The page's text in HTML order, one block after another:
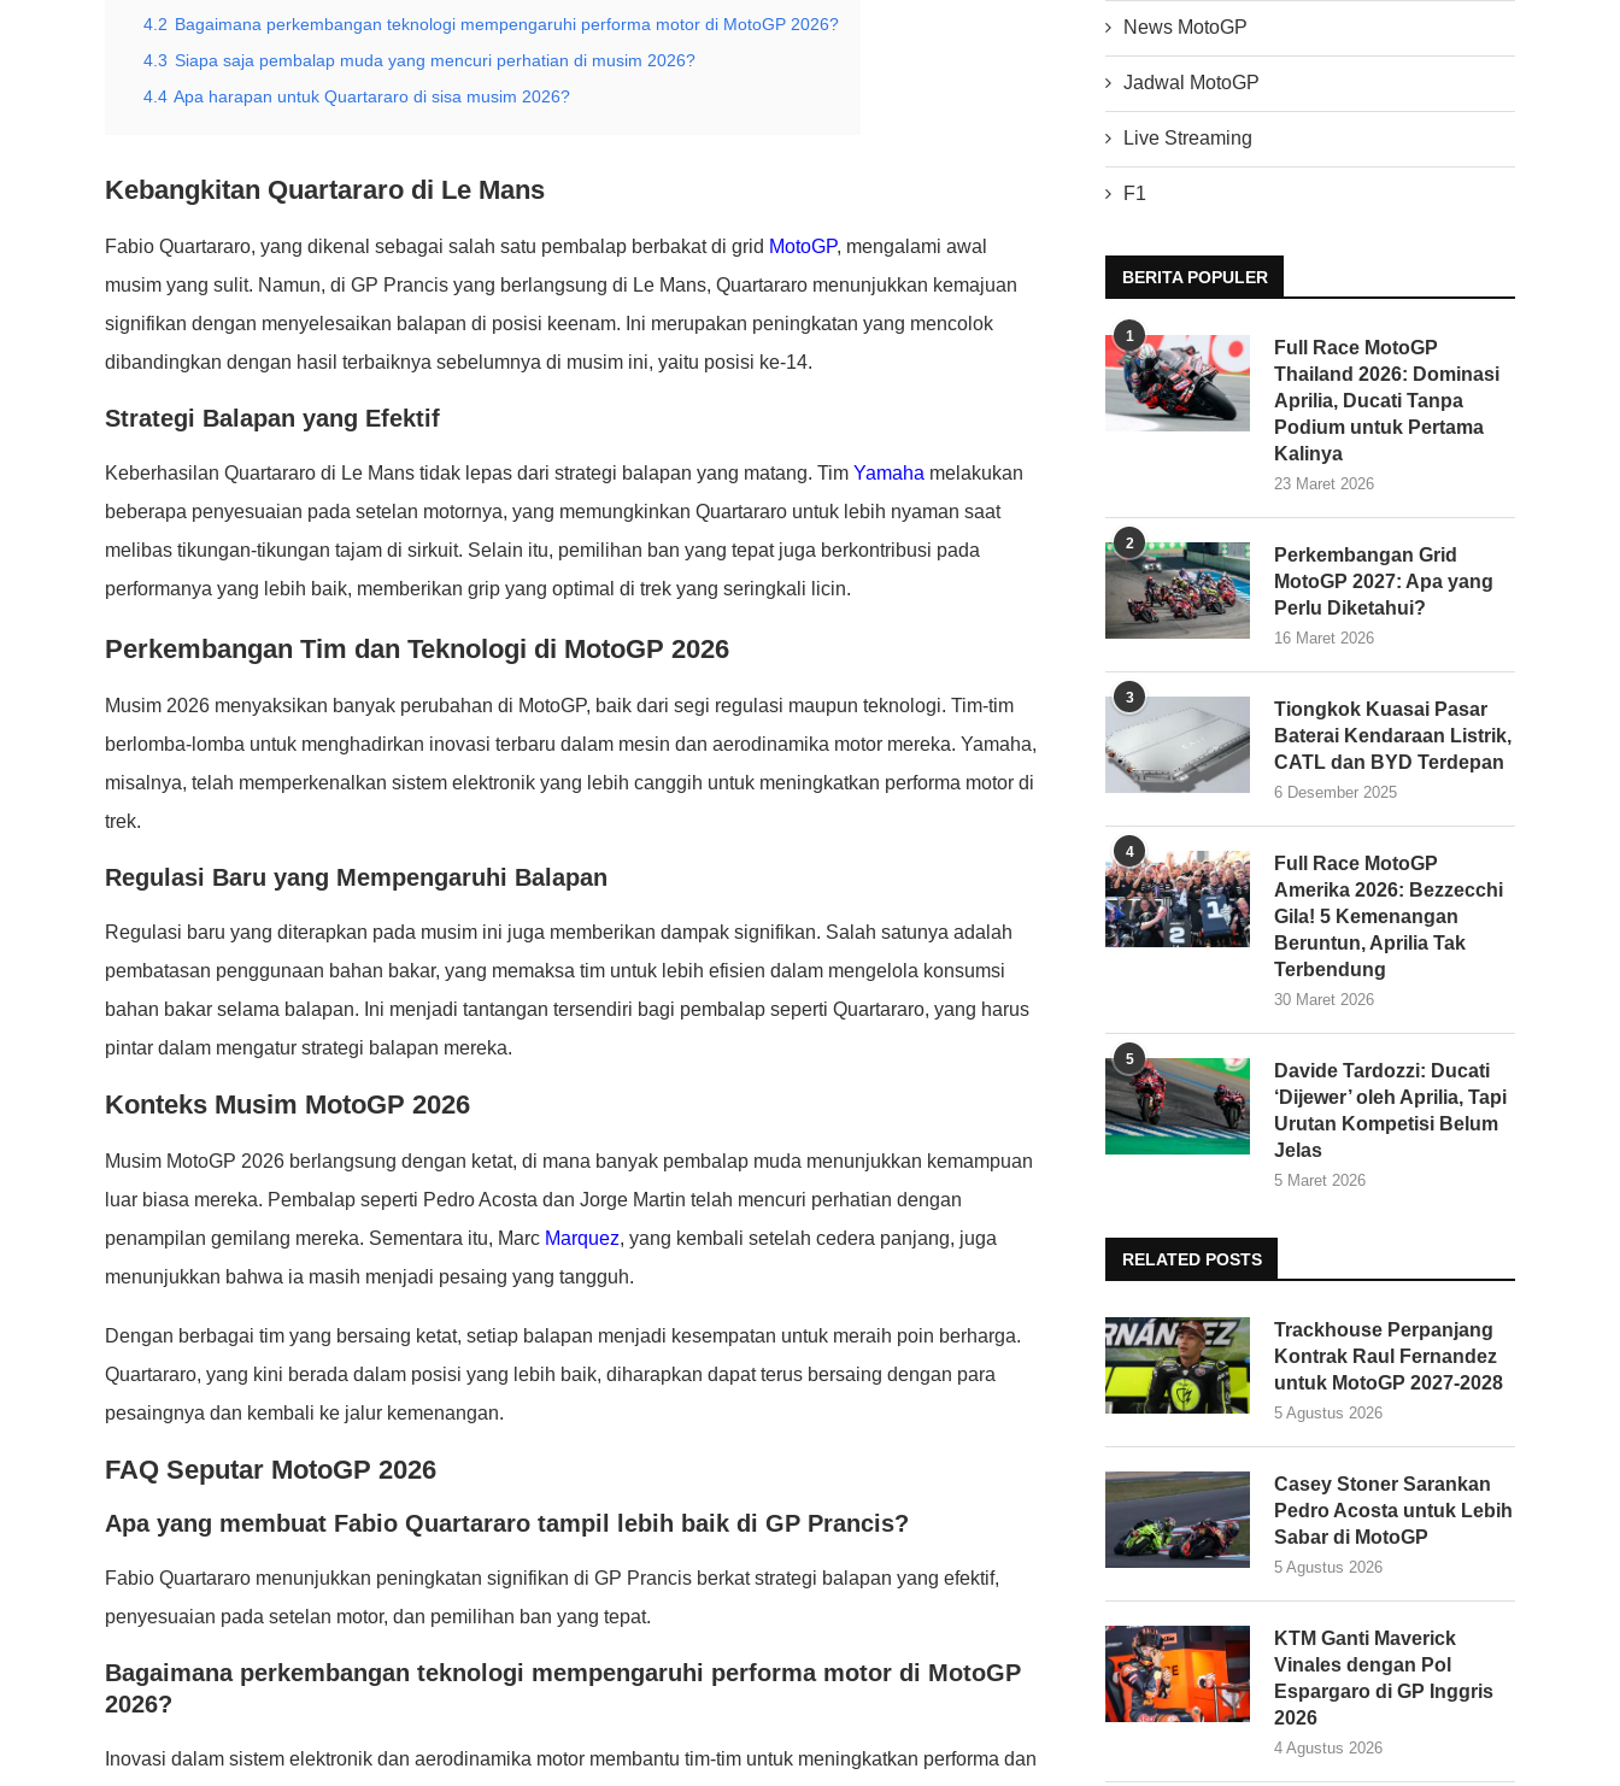
4.2 Bagaimana perkembangan teknologi mempengaruhi performa motor di MotoGP 2026?
4.3 Siapa saja pembalap muda yang mencuri perhatian di musim 2026?
4.4 Apa harapan untuk Quartararo di sisa musim 2026?
Kebangkitan Quartararo di Le Mans
Fabio Quartararo, yang dikenal sebagai salah satu pembalap berbakat di grid MotoGP, mengalami awal
musim yang sulit. Namun, di GP Prancis yang berlangsung di Le Mans, Quartararo menunjukkan kemajuan
signifikan dengan menyelesaikan balapan di posisi keenam. Ini merupakan peningkatan yang mencolok
dibandingkan dengan hasil terbaiknya sebelumnya di musim ini, yaitu posisi ke-14.
Strategi Balapan yang Efektif
Keberhasilan Quartararo di Le Mans tidak lepas dari strategi balapan yang matang. Tim Yamaha melakukan
beberapa penyesuaian pada setelan motornya, yang memungkinkan Quartararo untuk lebih nyaman saat
melibas tikungan-tikungan tajam di sirkuit. Selain itu, pemilihan ban yang tepat juga berkontribusi pada
performanya yang lebih baik, memberikan grip yang optimal di trek yang seringkali licin.
Perkembangan Tim dan Teknologi di MotoGP 2026
Musim 2026 menyaksikan banyak perubahan di MotoGP, baik dari segi regulasi maupun teknologi. Tim-tim
berlomba-lomba untuk menghadirkan inovasi terbaru dalam mesin dan aerodinamika motor mereka. Yamaha,
misalnya, telah memperkenalkan sistem elektronik yang lebih canggih untuk meningkatkan performa motor di
trek.
Regulasi Baru yang Mempengaruhi Balapan
Regulasi baru yang diterapkan pada musim ini juga memberikan dampak signifikan. Salah satunya adalah
pembatasan penggunaan bahan bakar, yang memaksa tim untuk lebih efisien dalam mengelola konsumsi
bahan bakar selama balapan. Ini menjadi tantangan tersendiri bagi pembalap seperti Quartararo, yang harus
pintar dalam mengatur strategi balapan mereka.
Konteks Musim MotoGP 2026
Musim MotoGP 2026 berlangsung dengan ketat, di mana banyak pembalap muda menunjukkan kemampuan
luar biasa mereka. Pembalap seperti Pedro Acosta dan Jorge Martin telah mencuri perhatian dengan
penampilan gemilang mereka. Sementara itu, Marc Marquez, yang kembali setelah cedera panjang, juga
menunjukkan bahwa ia masih menjadi pesaing yang tangguh.
Dengan berbagai tim yang bersaing ketat, setiap balapan menjadi kesempatan untuk meraih poin berharga.
Quartararo, yang kini berada dalam posisi yang lebih baik, diharapkan dapat terus bersaing dengan para
pesaingnya dan kembali ke jalur kemenangan.
FAQ Seputar MotoGP 2026
Apa yang membuat Fabio Quartararo tampil lebih baik di GP Prancis?
Fabio Quartararo menunjukkan peningkatan signifikan di GP Prancis berkat strategi balapan yang efektif,
penyesuaian pada setelan motor, dan pemilihan ban yang tepat.
Bagaimana perkembangan teknologi mempengaruhi performa motor di MotoGP
2026?
Inovasi dalam sistem elektronik dan aerodinamika motor membantu tim-tim untuk meningkatkan performa dan
News MotoGP
Jadwal MotoGP
Live Streaming
F1
BERITA POPULER
1
Full Race MotoGP
Thailand 2026: Dominasi
Aprilia, Ducati Tanpa
Podium untuk Pertama
Kalinya
23 Maret 2026
2
Perkembangan Grid
MotoGP 2027: Apa yang
Perlu Diketahui?
16 Maret 2026
3
Tiongkok Kuasai Pasar
Baterai Kendaraan Listrik,
CATL dan BYD Terdepan
6 Desember 2025
4
Full Race MotoGP
Amerika 2026: Bezzecchi
Gila! 5 Kemenangan
Beruntun, Aprilia Tak
Terbendung
30 Maret 2026
5
Davide Tardozzi: Ducati
‘Dijewer’ oleh Aprilia, Tapi
Urutan Kompetisi Belum
Jelas
5 Maret 2026
RELATED POSTS
Trackhouse Perpanjang
Kontrak Raul Fernandez
untuk MotoGP 2027-2028
5 Agustus 2026
Casey Stoner Sarankan
Pedro Acosta untuk Lebih
Sabar di MotoGP
5 Agustus 2026
KTM Ganti Maverick
Vinales dengan Pol
Espargaro di GP Inggris
2026
4 Agustus 2026